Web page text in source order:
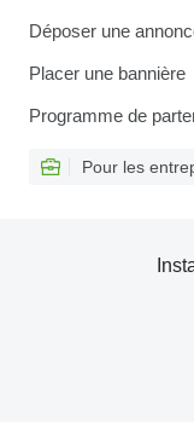
Déposer une
Placer une bannière
Programme de
Pour les